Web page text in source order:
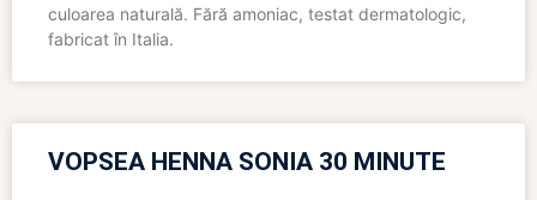
culoarea naturală. Fără amoniac, testat dermatologic,
fabricat în Italia.
VOPSEA HENNA SONIA 30 MINUTE